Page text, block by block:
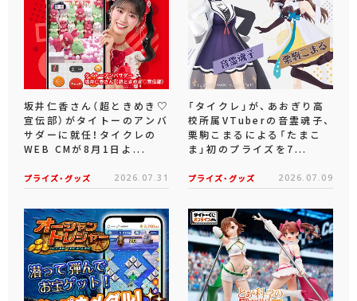
坂井仁香さん（超ときめき♡
宣伝部）がタイトーのアンバ
サダーに就任！タイクレの
WEB CMが8月1日よ...
プライズ・グッズ 2026.07.31
「タイクレ」が、あおぎり高
校所属VTuberの音霊魂子、
栗駒こまるによる「たまこ
ま」初のプライズを7...
プライズ・グッズ 2026.07.09